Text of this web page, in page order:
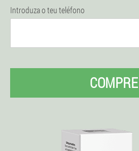
Introduza o teu teléfono
COMPRE